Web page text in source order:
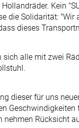
Kein
die Solidarität: "Wir
dieses
sich alle mit zwei
dieser für uns
nehmen Rücksicht